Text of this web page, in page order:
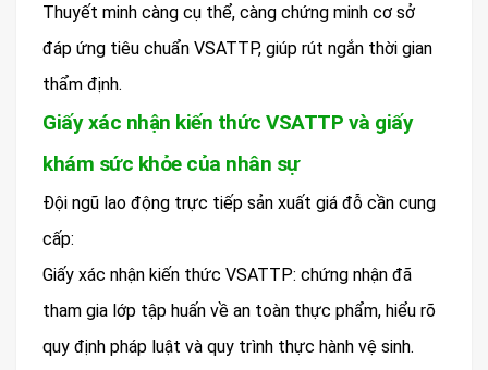
Thuyết minh càng cụ thể, càng chứng minh cơ sở
đáp ứng tiêu chuẩn VSATTP, giúp rút ngắn thời gian
thẩm định.
Giấy xác nhận kiến thức VSATTP và giấy
khám sức khỏe của nhân sự
Đội ngũ lao động trực tiếp sản xuất giá đỗ cần cung
cấp:
Giấy xác nhận kiến thức VSATTP: chứng nhận đã
tham gia lớp tập huấn về an toàn thực phẩm, hiểu rõ
quy định pháp luật và quy trình thực hành vệ sinh.